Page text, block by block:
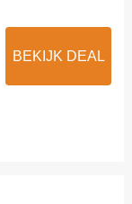
BEKIJK DEAL